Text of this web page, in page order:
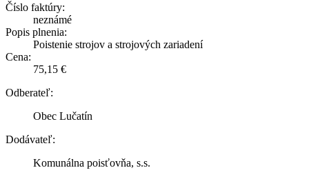
Číslo faktúry:
neznámé
Popis plnenia:
Poistenie strojov a strojových zariadení
Cena:
75,15 €
Odberateľ:
Obec Lučatín
Dodávateľ:
Komunálna poisťovňa, s.s.